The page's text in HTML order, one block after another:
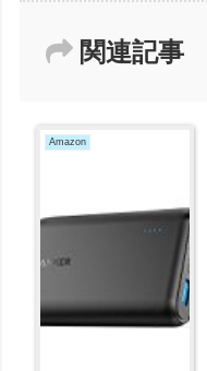
関連記事
Amazon